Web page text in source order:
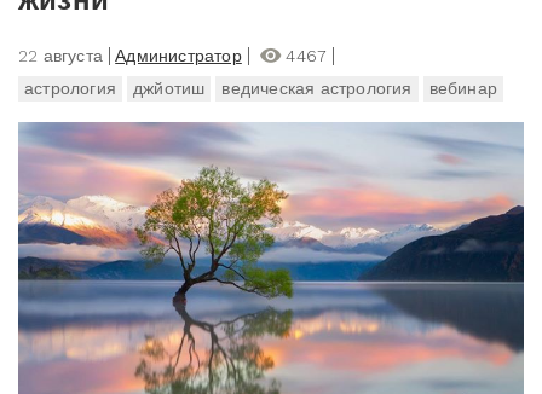
22 августа Администратор
4467
астрология
джйотиш ведическая астрология вебинар